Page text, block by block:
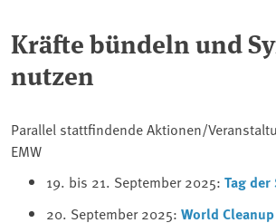
Kräfte bündeln und
nutzen
Parallel stattfindende Aktionen/
EMW
19. bis 21. September 2025:Tag
20. September 2025:World